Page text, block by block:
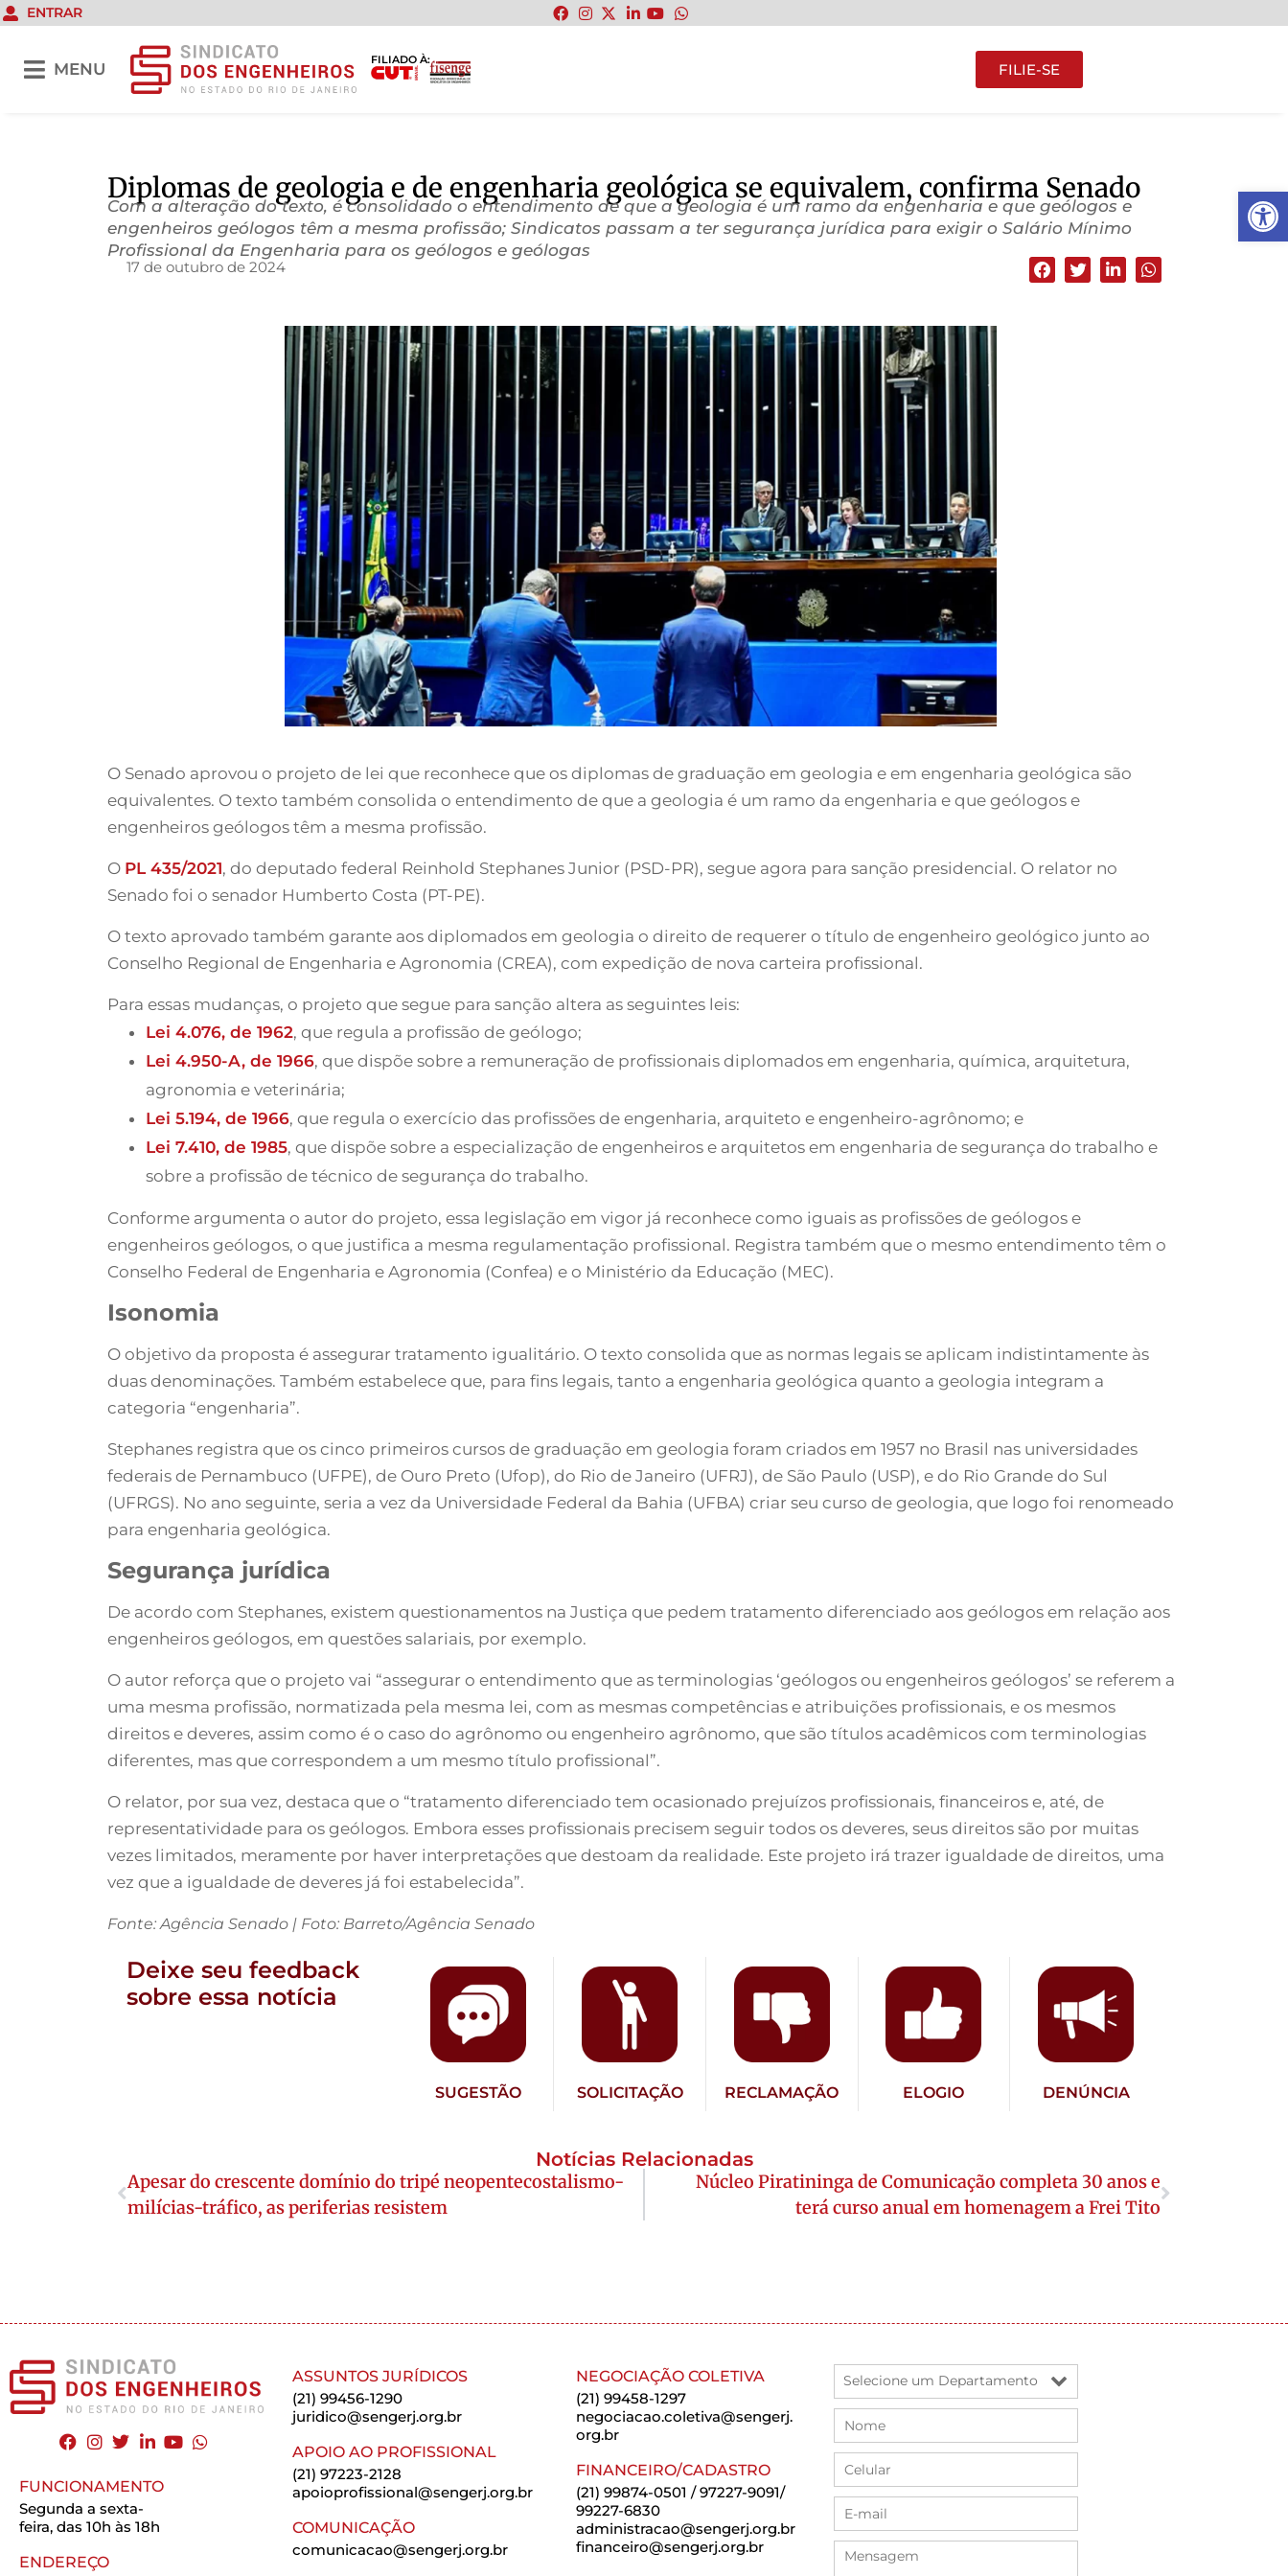
Abrir
ENTRAR
MENU
FILIADO À:
FILIE-SE
Diplomas de geologia e de engenharia geológica se equivalem, confirma Senado
Com a alteração do texto, é consolidado o entendimento de que a geologia é um ramo da engenharia e que geólogos e
engenheiros geólogos têm a mesma profissão; Sindicatos passam a ter segurança jurídica para exigir o Salário Mínimo
Profissional da Engenharia para os geólogos e geólogas
17 de outubro de 2024
O Senado aprovou o projeto de lei que reconhece que os diplomas de graduação em geologia e em engenharia geológica são
equivalentes. O texto também consolida o entendimento de que a geologia é um ramo da engenharia e que geólogos e
engenheiros geólogos têm a mesma profissão.
O PL 435/2021, do deputado federal Reinhold Stephanes Junior (PSD-PR), segue agora para sanção presidencial. O relator no
Senado foi o senador Humberto Costa (PT-PE).
O texto aprovado também garante aos diplomados em geologia o direito de requerer o título de engenheiro geológico junto ao
Conselho Regional de Engenharia e Agronomia (CREA), com expedição de nova carteira profissional.
Para essas mudanças, o projeto que segue para sanção altera as seguintes leis:
Lei 4.076, de 1962, que regula a profissão de geólogo;
Lei 4.950-A, de 1966, que dispõe sobre a remuneração de profissionais diplomados em engenharia, química, arquitetura,
agronomia e veterinária;
Lei 5.194, de 1966, que regula o exercício das profissões de engenharia, arquiteto e engenheiro-agrônomo; e
Lei 7.410, de 1985, que dispõe sobre a especialização de engenheiros e arquitetos em engenharia de segurança do trabalho e
sobre a profissão de técnico de segurança do trabalho.
Conforme argumenta o autor do projeto, essa legislação em vigor já reconhece como iguais as profissões de geólogos e
engenheiros geólogos, o que justifica a mesma regulamentação profissional. Registra também que o mesmo entendimento têm o
Conselho Federal de Engenharia e Agronomia (Confea) e o Ministério da Educação (MEC).
Isonomia
O objetivo da proposta é assegurar tratamento igualitário. O texto consolida que as normas legais se aplicam indistintamente às
duas denominações. Também estabelece que, para fins legais, tanto a engenharia geológica quanto a geologia integram a
categoria “engenharia”.
Stephanes registra que os cinco primeiros cursos de graduação em geologia foram criados em 1957 no Brasil nas universidades
federais de Pernambuco (UFPE), de Ouro Preto (Ufop), do Rio de Janeiro (UFRJ), de São Paulo (USP), e do Rio Grande do Sul
(UFRGS). No ano seguinte, seria a vez da Universidade Federal da Bahia (UFBA) criar seu curso de geologia, que logo foi renomeado
para engenharia geológica.
Segurança jurídica
De acordo com Stephanes, existem questionamentos na Justiça que pedem tratamento diferenciado aos geólogos em relação aos
engenheiros geólogos, em questões salariais, por exemplo.
O autor reforça que o projeto vai “assegurar o entendimento que as terminologias ‘geólogos ou engenheiros geólogos’ se referem a
uma mesma profissão, normatizada pela mesma lei, com as mesmas competências e atribuições profissionais, e os mesmos
direitos e deveres, assim como é o caso do agrônomo ou engenheiro agrônomo, que são títulos acadêmicos com terminologias
diferentes, mas que correspondem a um mesmo título profissional”.
O relator, por sua vez, destaca que o “tratamento diferenciado tem ocasionado prejuízos profissionais, financeiros e, até, de
representatividade para os geólogos. Embora esses profissionais precisem seguir todos os deveres, seus direitos são por muitas
vezes limitados, meramente por haver interpretações que destoam da realidade. Este projeto irá trazer igualdade de direitos, uma
vez que a igualdade de deveres já foi estabelecida”.
Fonte: Agência Senado | Foto: Barreto/Agência Senado
Deixe seu feedback
sobre essa notícia
SUGESTÃO SOLICITAÇÃO RECLAMAÇÃO ELOGIO DENÚNCIA
Notícias Relacionadas
Apesar do crescente domínio do tripé neopentecostalismo-
milícias-tráfico, as periferias resistem
Núcleo Piratininga de Comunicação completa 30 anos e
terá curso anual em homenagem a Frei Tito
FUNCIONAMENTO
Segunda a sexta-
feira, das 10h às 18h
ENDEREÇO
ASSUNTOS JURÍDICOS
(21) 99456-1290
juridico@sengerj.org.br
APOIO AO PROFISSIONAL
(21) 97223-2128
apoioprofissional@sengerj.org.br
COMUNICAÇÃO
comunicacao@sengerj.org.br
NEGOCIAÇÃO COLETIVA
(21) 99458-1297
negociacao.coletiva@sengerj.
org.br
FINANCEIRO/CADASTRO
(21) 99874-0501 / 97227-9091/
99227-6830
administracao@sengerj.org.br
financeiro@sengerj.org.br